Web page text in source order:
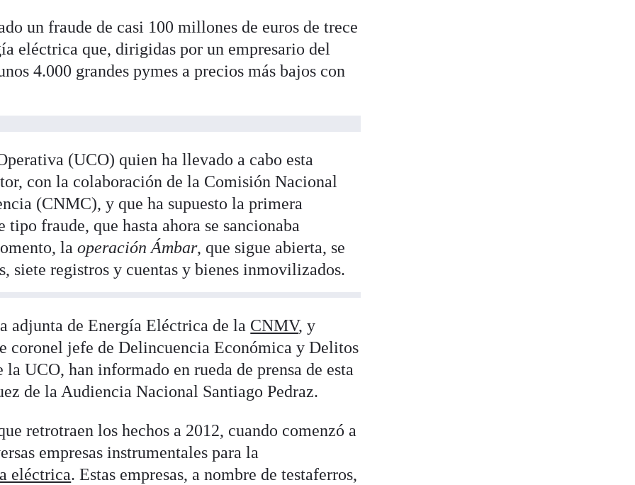
un fraude de casi 100 millones de euros de trece
eléctrica que, dirigidas por un empresario del
4.000 grandes pymes a precios más bajos con
(UCO) quien ha llevado a cabo esta
con la colaboración de la Comisión Nacional
(CNMC), y que ha supuesto la primera
fraude, que hasta ahora se sancionaba
laoperación Ámbar, que sigue abierta, se
siete registros y cuentas y bienes inmovilizados.
adjunta de Energía Eléctrica de la CNMV, y
coronel jefe de Delincuencia Económica y Delitos
UCO, han informado en rueda de prensa de esta
de la Audiencia Nacional Santiago Pedraz.
retrotraen los hechos a 2012, cuando comenzó a
empresas instrumentales para la
eléctrica. Estas empresas, a nombre de testaferros,